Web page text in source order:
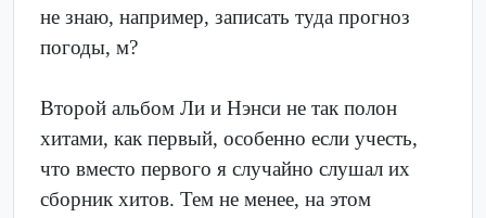
не знаю, например, записать туда прогноз
погоды, м?
Второй альбом Ли и Нэнси не так полон
хитами, как первый, особенно если учесть,
что вместо первого я случайно слушал их
сборник хитов. Тем не менее, на этом